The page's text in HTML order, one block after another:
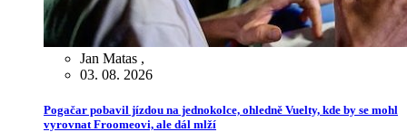
Jan Matas ,
03. 08. 2026
Pogačar pobavil jízdou na jednokolce, ohledně Vuelty, kde by se mohl
vyrovnat Froomeovi, ale dál mlží